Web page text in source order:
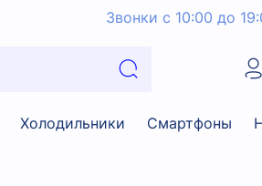
Звонки с 10:00 до
Холодильники Смартфоны